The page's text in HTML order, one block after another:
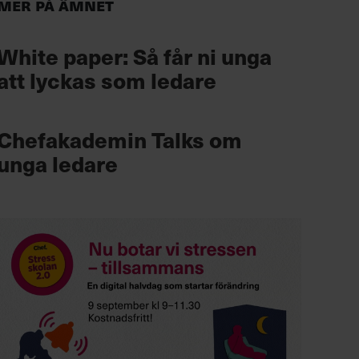
paper: Så får ni unga
lyckas som ledare
Talks om
ledare